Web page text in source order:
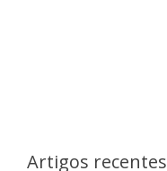
Artigos recentes